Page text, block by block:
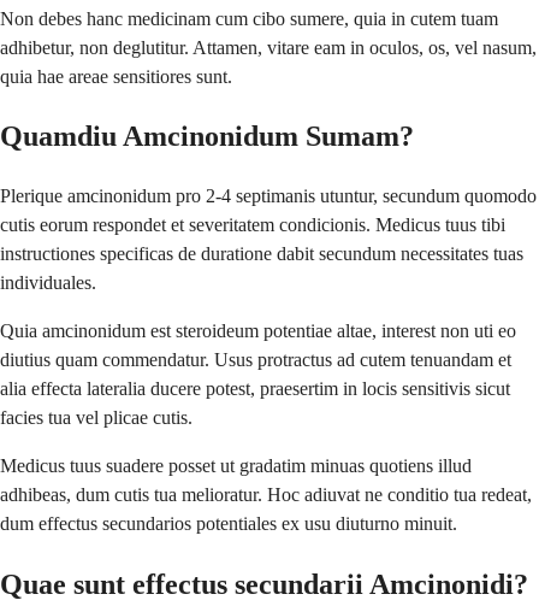
Non debes hanc medicinam cum cibo sumere, quia in cutem tuam
adhibetur, non deglutitur. Attamen, vitare eam in oculos, os, vel nasum,
quia hae areae sensitiores sunt.
Quamdiu Amcinonidum Sumam?
Plerique amcinonidum pro 2-4 septimanis utuntur, secundum quomodo
cutis eorum respondet et severitatem condicionis. Medicus tuus tibi
instructiones specificas de duratione dabit secundum necessitates tuas
individuales.
Quia amcinonidum est steroideum potentiae altae, interest non uti eo
diutius quam commendatur. Usus protractus ad cutem tenuandam et
alia effecta lateralia ducere potest, praesertim in locis sensitivis sicut
facies tua vel plicae cutis.
Medicus tuus suadere posset ut gradatim minuas quotiens illud
adhibeas, dum cutis tua melioratur. Hoc adiuvat ne conditio tua redeat,
dum effectus secundarios potentiales ex usu diuturno minuit.
Quae sunt effectus secundarii Amcinonidi?